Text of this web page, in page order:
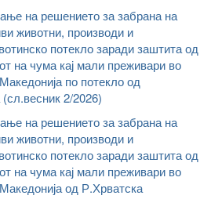
на решението за забрана на
животни, производи и
потекло заради заштита од
на чума кај мали преживари во
по потекло од
2/2026)
на решението за забрана на
животни, производи и
потекло заради заштита од
на чума кај мали преживари во
од Р.Хрватска